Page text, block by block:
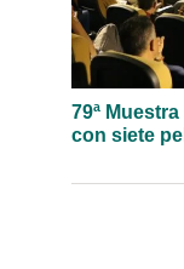
79ª
con siete